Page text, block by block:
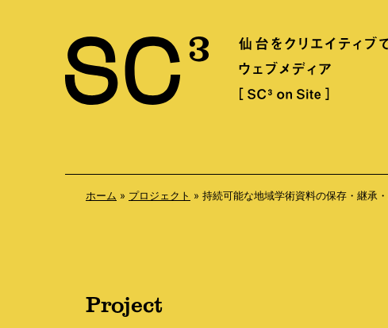
ホーム » プロジェクト » 持続可能な地域学術資料の保存・継承
Project